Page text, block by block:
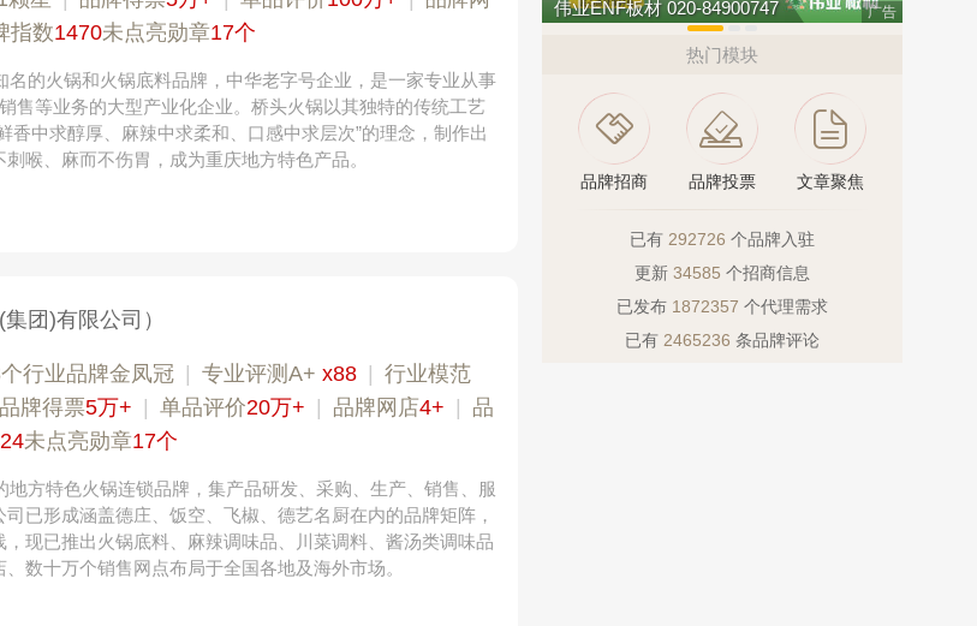
指数1470未点亮勋章17个
名的火锅和火锅底料品牌，中华老字号企业，是一家专业从事
售等业务的大型产业化企业。桥头火锅以其独特的传统工艺
香中求醇厚、麻辣中求柔和、口感中求层次”的理念，制作出
喉、麻而不伤胃，成为重庆地方特色产品。
团)有限公司）
行业品牌金凤冠 专业评测A+ x88
行业模范
品牌得票5万+ 单品评价20万+ 品牌网店4+
品
未点亮勋章17个
地方特色火锅连锁品牌，集产品研发、采购、生产、销售、服
已形成涵盖德庄、饭空、飞椒、德艺名厨在内的品牌矩阵，
现已推出火锅底料、麻辣调味品、川菜调料、酱汤类调味品
数十万个销售网点布局于全国各地及海外市场。
伟业ENF板材 020-84900747 广告
热门模块
品牌招商 品牌投票 文章聚焦
已有 292726 个品牌入驻
更新 34585 个招商信息
已发布 1872357 个代理需求
已有 2465236 条品牌评论